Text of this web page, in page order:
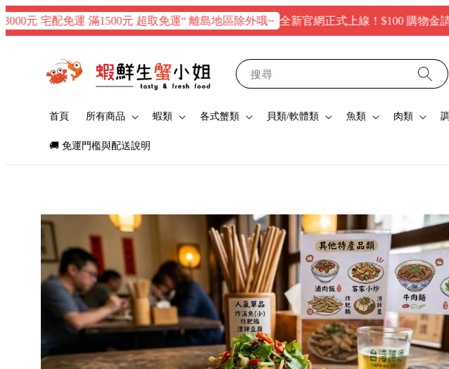
宅配免運 滿1500元 超取免運“ 離島地區除外哦~ 全新官網正式上線！$100 購物金請您收下
搜尋
首頁 所有商品 蝦類 各式蟹類 貝類/軟體類 魚類 肉類
🚚 免運門檻與配送說明